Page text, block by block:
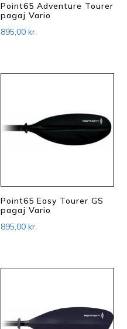
Point65 Adventure Tourer
pagaj Vario
895,00kr.
Point65 Easy Tourer GS
pagaj Vario
895,00kr.